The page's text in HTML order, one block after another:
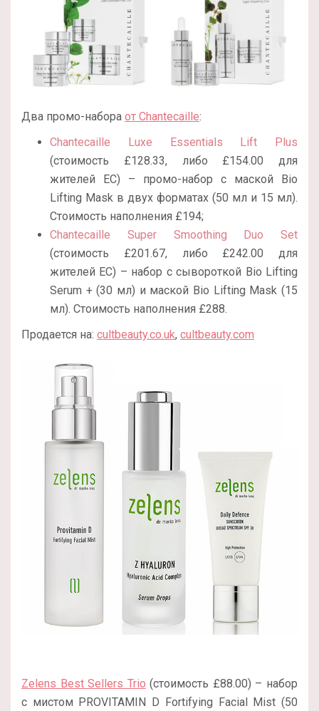
Два промо-набора от Chantecaille:
Chantecaille Luxe Essentials Lift Plus
(стоимость £128.33, либо £154.00 для
жителей ЕС) – промо-набор с маской Bio
Lifting Mask в двух форматах (50 мл и 15 мл).
Стоимость наполнения £194;
Chantecaille Super Smoothing Duo Set
(стоимость £201.67, либо £242.00 для
жителей ЕС) – набор с сывороткой Bio Lifting
Serum + (30 мл) и маской Bio Lifting Mask (15
мл). Стоимость наполнения £288.
Продается на: cultbeauty.co.uk, cultbeauty.com
Zelens Best Sellers Trio (стоимость £88.00) – набор
с мистом PROVITAMIN D Fortifying Facial Mist (50